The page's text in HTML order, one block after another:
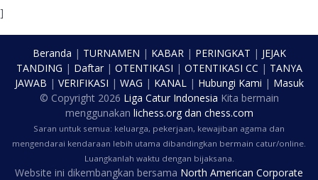
]
Beranda | TURNAMEN | KABAR| PERINGKAT | JEJAK
TANDING | Daftar| OTENTIKASI | OTENTIKASI CC | TANYA
JAWAB | VERIFIKASI | WAG | KANAL| Hubungi Kami | Masuk
© Copyright 2026 Liga Catur Indonesia Kita bermain
menggunakan lichess.orgdan chess.com
Saran untuk semua: keluarga, pekerjaan, kewajiban agama dan
mengendarai kendaraan lebih utama dibandingkan bermain catur/online.
Luangkanlah waktu dengan bijaksana.
Website ini dikembangkan bersama North American Corporate